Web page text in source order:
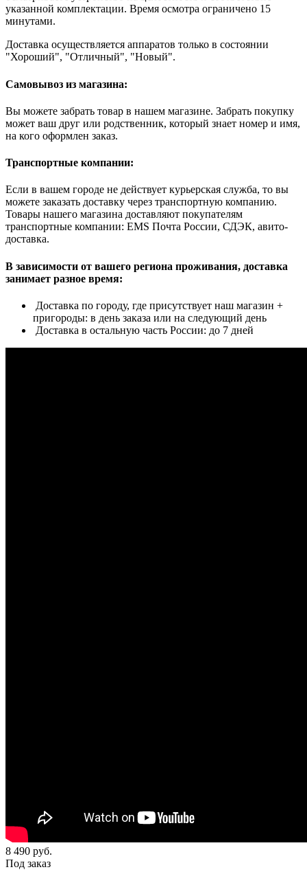
указанной комплектации. Время осмотра ограничено 15
минутами.
Доставка осуществляется аппаратов только в состоянии
"Хороший", "Отличный", "Новый".
Самовывоз из магазина:
Вы можете забрать товар в нашем магазине. Забрать покупку
может ваш друг или родственник, который знает номер и имя,
на кого оформлен заказ.
Транспортные компании:
Если в вашем городе не действует курьерская служба, то вы
можете заказать доставку через транспортную компанию.
Товары нашего магазина доставляют покупателям
транспортные компании: EMS Почта России, СДЭК, авито-
доставка.
В зависимости от вашего региона проживания, доставка
занимает разное время:
Доставка по городу, где присутствует наш магазин +
пригороды: в день заказа или на следующий день
Доставка в остальную часть России: до 7 дней
8 490 руб.
Под заказ